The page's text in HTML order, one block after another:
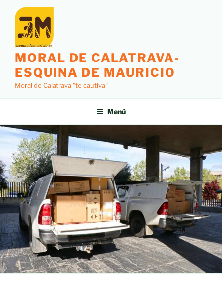
MORAL DE CALATRAVA-
ESQUINA DE MAURICIO
Moral de Calatrava "te cautiva"
Menú